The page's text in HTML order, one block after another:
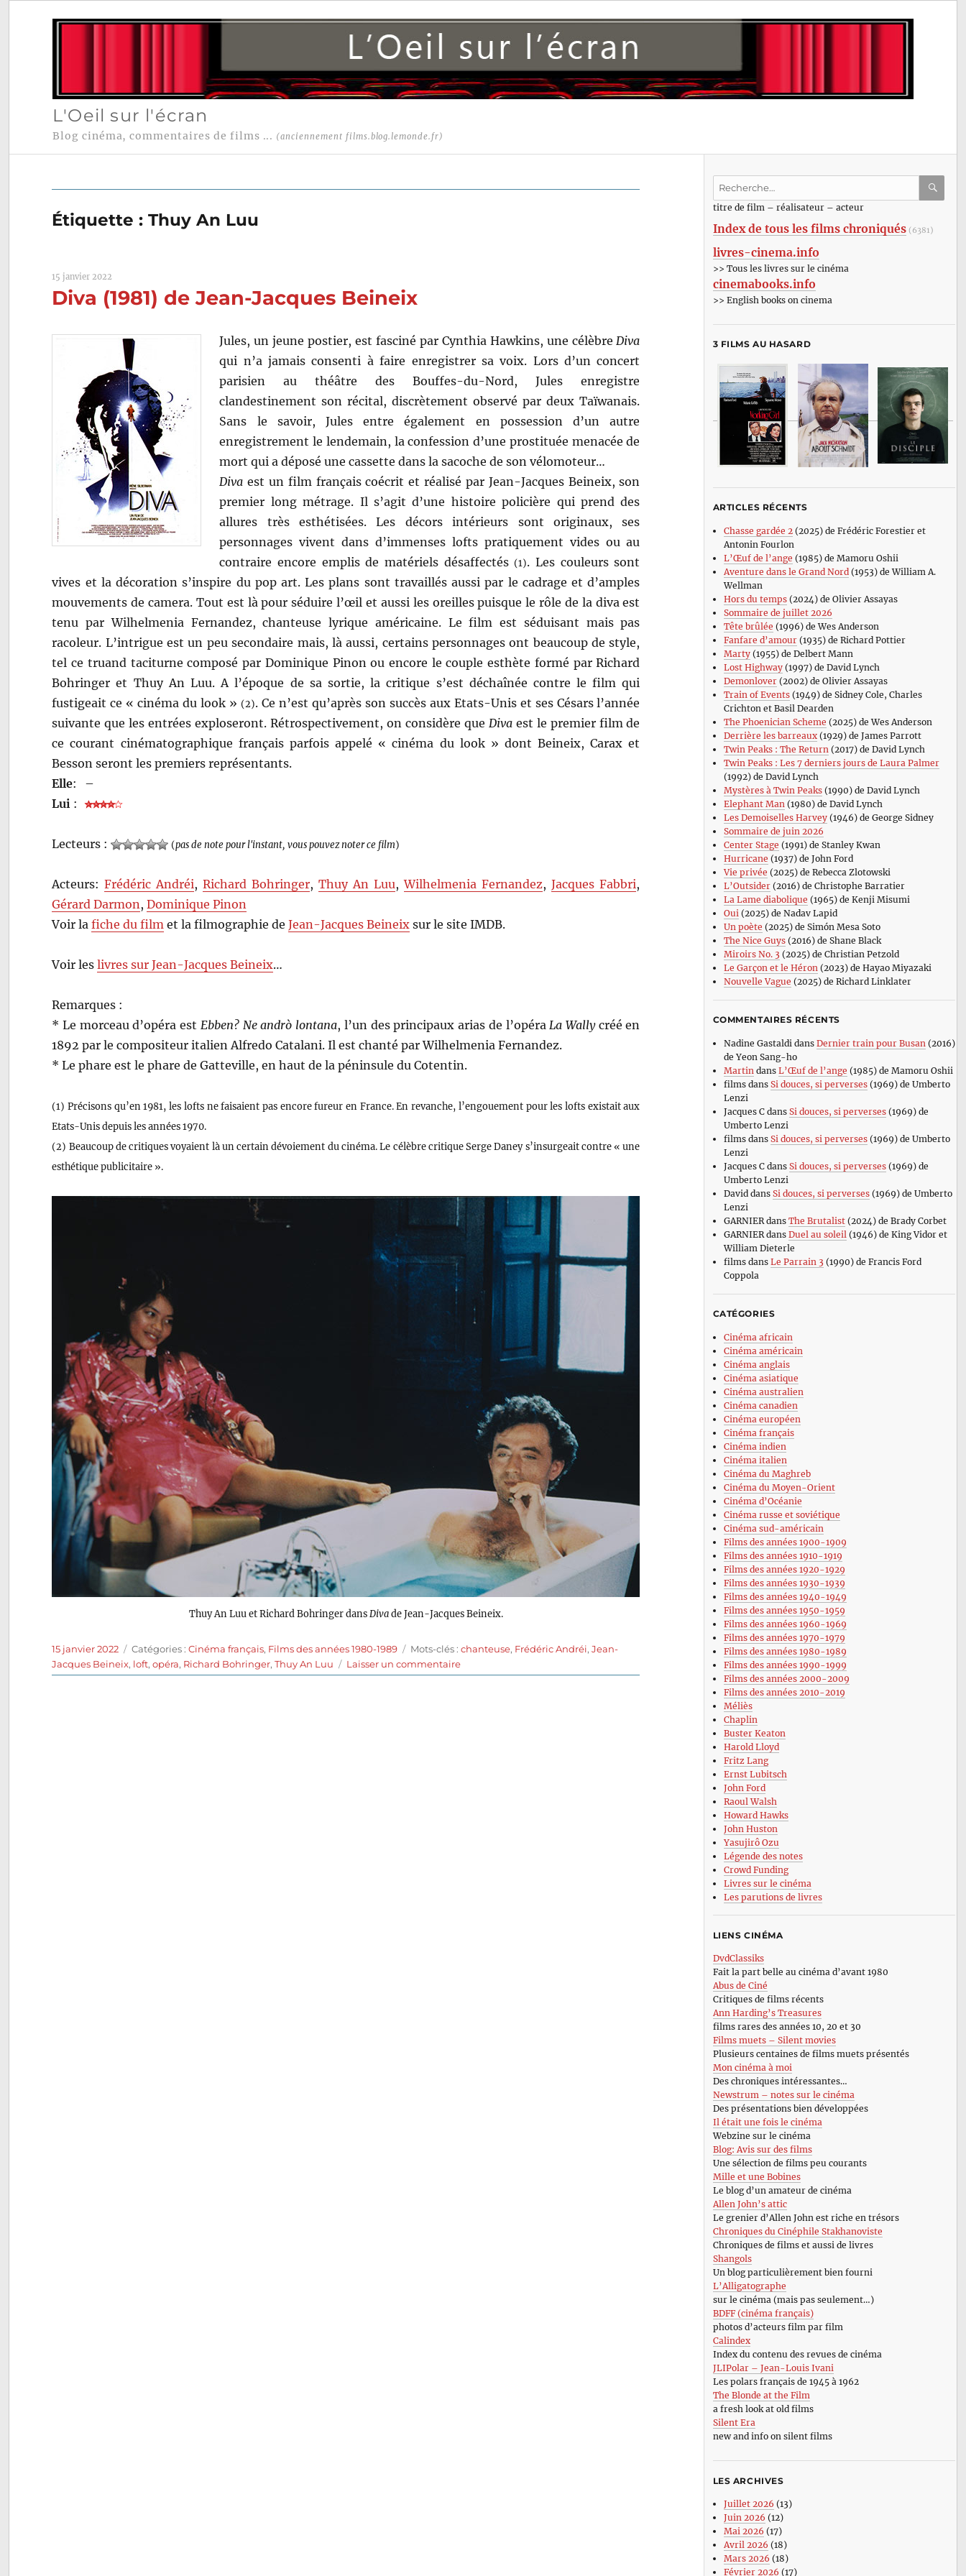
L'Oeil sur l'écran
Blog cinéma, commentaires de films ... (anciennement films.blog.lemonde.fr)
Étiquette :Thuy An Luu
15 janvier 2022
Diva (1981) de Jean-Jacques Beineix
Jules, un jeune postier, est fasciné par Cynthia Hawkins, une célèbre Diva
qui n’a jamais consenti à faire enregistrer sa voix. Lors d’un concert
parisien au théâtre des Bouffes-du-Nord, Jules enregistre
clandestinement son récital, discrètement observé par deux Taïwanais.
Sans le savoir, Jules entre également en possession d’un autre
enregistrement le lendemain, la confession d’une prostituée menacée de
mort qui a déposé une cassette dans la sacoche de son vélomoteur…
Diva est un film français coécrit et réalisé par Jean-Jacques Beineix, son
premier long métrage. Il s’agit d’une histoire policière qui prend des
allures très esthétisées. Les décors intérieurs sont originaux, ses
personnages vivent dans d’immenses lofts pratiquement vides ou au
contraire encore emplis de matériels désaffectés(1). Les couleurs sont
vives et la décoration s’inspire du pop art. Les plans sont travaillés aussi par le cadrage et d’amples
mouvements de camera. Tout est là pour séduire l’œil et aussi les oreilles puisque le rôle de la diva est
tenu par Wilhelmenia Fernandez, chanteuse lyrique américaine. Le film est séduisant mais pas
racoleur. L’intrigue est un peu secondaire mais, là aussi, certains personnages ont beaucoup de style,
tel ce truand taciturne composé par Dominique Pinon ou encore le couple esthète formé par Richard
Bohringer et Thuy An Luu. A l’époque de sa sortie, la critique s’est déchaînée contre le film qui
fustigeait ce « cinéma du look » (2). Ce n’est qu’après son succès aux Etats-Unis et ses Césars l’année
suivante que les entrées exploseront. Rétrospectivement, on considère que Divaest le premier film de
ce courant cinématographique français parfois appelé « cinéma du look » dont Beineix, Carax et
Besson seront les premiers représentants.
Elle:
–
Lui :
Lecteurs : (pas de note pour l'instant, vous pouvez noter ce film)
Acteurs:Frédéric Andréi,Richard Bohringer,Thuy An Luu,Wilhelmenia Fernandez,Jacques Fabbri,
Gérard Darmon ,Dominique Pinon
Voir lafiche du film et la filmographie deJean-Jacques Beineix sur le site IMDB.
Voir leslivres sur Jean-Jacques Beineix…
Remarques :
* Le morceau d’opéra est Ebben? Ne andrò lontana, l’un des principaux arias de l’opéra La Wallycréé en
1892 par le compositeur italien Alfredo Catalani. Il est chanté par Wilhelmenia Fernandez.
* Le phare est le phare de Gatteville, en haut de la péninsule du Cotentin.
(1) Précisons qu’en 1981, les lofts ne faisaient pas encore fureur en France. En revanche, l’engouement pour les lofts existait aux
Etats-Unis depuis les années 1970.
(2) Beaucoup de critiques voyaient là un certain dévoiement du cinéma. Le célèbre critique Serge Daney s’insurgeait contre « une
esthétique publicitaire ».
Thuy An Luu et Richard Bohringer dans Divade Jean-Jacques Beineix.
Publié
le
15 janvier 2022 Catégories
Catégories :Cinéma français, Films des années 1980-1989 Étiquettes
Mots-clés :chanteuse, Frédéric Andréi,Jean-
Jacques Beineix, loft,opéra, Richard Bohringer,Thuy An Luu Laisser un commentairesur
Diva
Recherche
:titre de film – réalisateur – acteur
Index de tous les films chroniqués (6381)
livres-cinema.info
>> Tous les livres sur le cinéma
cinemabooks.info
>> English books on cinema
3 FILMS AU HASARD
ARTICLES RÉCENTS
Chasse gardée 2(2025) de Frédéric Forestier et
Antonin Fourlon
L’Œuf de l’ange (1985) de Mamoru Oshii
Aventure dans le Grand Nord(1953) de William A.
Wellman
Hors du temps(2024) de Olivier Assayas
Sommaire de juillet 2026
Tête brûlée (1996) de Wes Anderson
Fanfare d’amour(1935) de Richard Pottier
Marty(1955) de Delbert Mann
Lost Highway(1997) de David Lynch
Demonlover(2002) de Olivier Assayas
Train of Events(1949) de Sidney Cole, Charles
Crichton et Basil Dearden
The Phoenician Scheme (2025) de Wes Anderson
Derrière les barreaux(1929) de James Parrott
Twin Peaks : The Return(2017) de David Lynch
Twin Peaks : Les 7 derniers jours de Laura Palmer
(1992) de David Lynch
Mystères à Twin Peaks(1990) de David Lynch
Elephant Man(1980) de David Lynch
Les Demoiselles Harvey(1946) de George Sidney
Sommaire de juin 2026
Center Stage (1991) de Stanley Kwan
Hurricane (1937) de John Ford
Vie privée (2025) de Rebecca Zlotowski
L’Outsider(2016) de Christophe Barratier
La Lame diabolique (1965) de Kenji Misumi
Oui(2025) de Nadav Lapid
Un poète (2025) de Simón Mesa Soto
The Nice Guys(2016) de Shane Black
Miroirs No. 3 (2025) de Christian Petzold
Le Garçon et le Héron(2023) de Hayao Miyazaki
Nouvelle Vague (2025) de Richard Linklater
COMMENTAIRES RÉCENTS
Nadine Gastaldi dans Dernier train pour Busan (2016)
de Yeon Sang-ho
Martin dans L’Œuf de l’ange (1985) de Mamoru Oshii
filmsdans Si douces, si perverses(1969) de Umberto
Lenzi
Jacques Cdans Si douces, si perverses(1969) de
Umberto Lenzi
filmsdans Si douces, si perverses(1969) de Umberto
Lenzi
Jacques Cdans Si douces, si perverses(1969) de
Umberto Lenzi
David dans Si douces, si perverses(1969) de Umberto
Lenzi
GARNIERdans The Brutalist(2024) de Brady Corbet
GARNIERdans Duel au soleil (1946) de King Vidor et
William Dieterle
filmsdans Le Parrain 3 (1990) de Francis Ford
Coppola
CATÉGORIES
Cinéma africain
Cinéma américain
Cinéma anglais
Cinéma asiatique
Cinéma australien
Cinéma canadien
Cinéma européen
Cinéma français
Cinéma indien
Cinéma italien
Cinéma du Maghreb
Cinéma du Moyen-Orient
Cinéma d’Océanie
Cinéma russe et soviétique
Cinéma sud-américain
Films des années 1900-1909
Films des années 1910-1919
Films des années 1920-1929
Films des années 1930-1939
Films des années 1940-1949
Films des années 1950-1959
Films des années 1960-1969
Films des années 1970-1979
Films des années 1980-1989
Films des années 1990-1999
Films des années 2000-2009
Films des années 2010-2019
Méliès
Chaplin
Buster Keaton
Harold Lloyd
Fritz Lang
Ernst Lubitsch
John Ford
Raoul Walsh
Howard Hawks
John Huston
Yasujirô Ozu
Légende des notes
Crowd Funding
Livres sur le cinéma
Les parutions de livres
LIENS CINÉMA
DvdClassiks
Fait la part belle au cinéma d’avant 1980
Abus de Ciné
Critiques de films récents
Ann Harding’s Treasures
films rares des années 10, 20 et 30
Films muets – Silent movies
Plusieurs centaines de films muets présentés
Mon cinéma à moi
Des chroniques intéressantes…
Newstrum – notes sur le cinéma
Des présentations bien développées
Il était une fois le cinéma
Webzine sur le cinéma
Blog: Avis sur des films
Une sélection de films peu courants
Mille et une Bobines
Le blog d’un amateur de cinéma
Allen John’s attic
Le grenier d’Allen John est riche en trésors
Chroniques du Cinéphile Stakhanoviste
Chroniques de films et aussi de livres
Shangols
Un blog particulièrement bien fourni
L’Alligatographe
sur le cinéma (mais pas seulement…)
BDFF (cinéma français)
photos d’acteurs film par film
Calindex
Index du contenu des revues de cinéma
JLIPolar – Jean-Louis Ivani
Les polars français de 1945 à 1962
The Blonde at the Film
a fresh look at old films
Silent Era
new and info on silent films
LES ARCHIVES
Juillet 2026 (13)
Juin 2026 (12)
Mai 2026 (17)
Avril 2026 (18)
Mars 2026 (18)
Février 2026 (17)